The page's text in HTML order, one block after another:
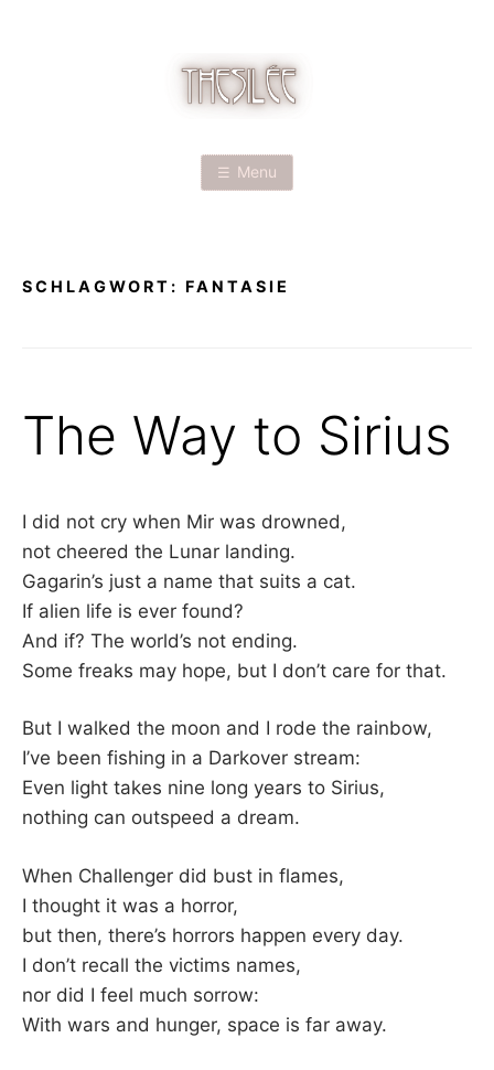
É
–
F
L
K
&
F
O
L
K
Menu
SCHLAGWORT: FANTASIE
The Way to Sirius
I did not cry when Mir was drowned,
not cheered the Lunar landing.
Gagarin’s just a name that suits a cat.
If alien life is ever found?
And if? The world’s not ending.
Some freaks may hope, but I don’t care for that.
But I walked the moon and I rode the rainbow,
I’ve been fishing in a Darkover stream:
Even light takes nine long years to Sirius,
nothing can outspeed a dream.
When Challenger did bust in flames,
I thought it was a horror,
but then, there’s horrors happen every day.
I don’t recall the victims names,
nor did I feel much sorrow:
With wars and hunger, space is far away.